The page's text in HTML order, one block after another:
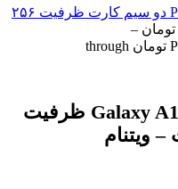
گوشی موبایل شیائومی مدل Poco C75 دو سیم کارت ظرفیت ۲۵۶
تومان –
Price range: 9,600,000 تومان through
گوشی موبایل سامسونگ Galaxy A16 ظرفیت